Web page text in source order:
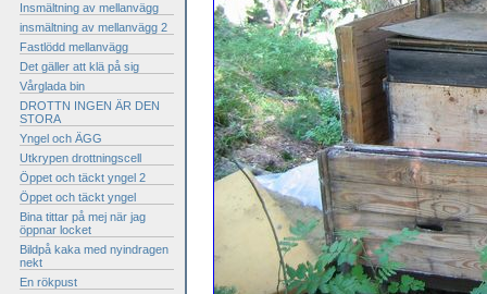
Insmältning av mellanvägg
insmältning av mellanvägg 2
Fastlödd mellanvägg
Det gäller att klä på sig
Vårglada bin
DROTTN INGEN ÄR DEN
STORA
Yngel och ÄGG
Utkrypen drottningscell
Öppet och täckt yngel 2
Öppet och täckt yngel
Bina tittar på mej när jag
öppnar locket
Bildpå kaka med nyindragen
nekt
En rökpust